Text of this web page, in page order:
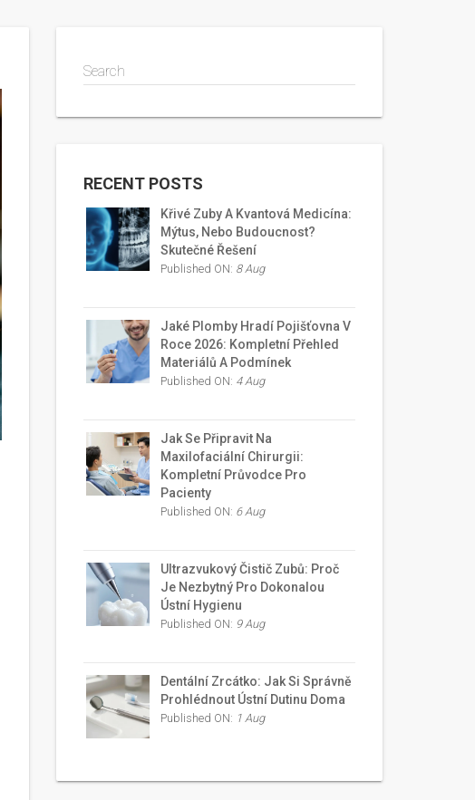
Search
RECENT POSTS
Křivé Zuby A Kvantová Medicína:
Mýtus, Nebo Budoucnost?
Skutečné Řešení
Published ON: 8 Aug
Jaké Plomby Hradí Pojišťovna V
Roce 2026: Kompletní Přehled
Materiálů A Podmínek
Published ON: 4 Aug
Jak Se Připravit Na
Maxilofaciální Chirurgii:
Kompletní Průvodce Pro
Pacienty
Published ON: 6 Aug
Ultrazvukový Čistič Zubů: Proč
Je Nezbytný Pro Dokonalou
Ústní Hygienu
Published ON: 9 Aug
Dentální Zrcátko: Jak Si Správně
Prohlédnout Ústní Dutinu Doma
Published ON: 1 Aug